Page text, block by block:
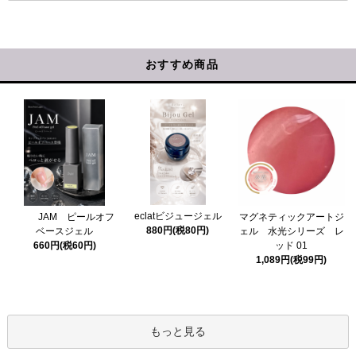
おすすめ商品
JAM ピールオフ
ベースジェル
660円(税60円)
eclatビジュージェル
880円(税80円)
マグネティックアートジ
ェル 水光シリーズ レ
ッド 01
1,089円(税99円)
もっと見る